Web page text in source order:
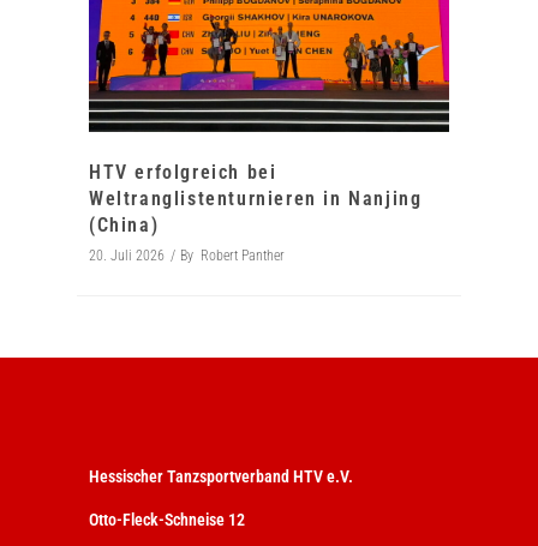
HTV erfolgreich bei
Weltranglistenturnieren in Nanjing
(China)
20. Juli 2026 By Robert Panther
Hessischer Tanzsportverband HTV e.V.
Otto-Fleck-Schneise 12